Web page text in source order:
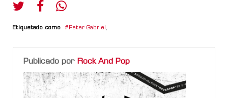
Etiquetado como Peter Gabriel ,
Publicado por Rock And Pop